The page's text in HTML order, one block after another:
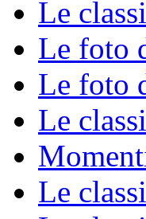
Le
Le foto
Le foto
Le
Le